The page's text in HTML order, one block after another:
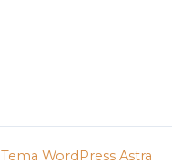
Tema WordPress Astra